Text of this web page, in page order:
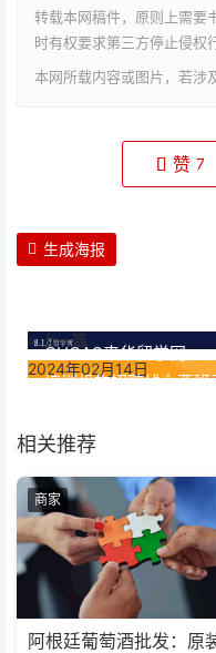
转载本网稿件，原则上需要
时有权要求第三方停止侵权
本网所载内容或图片，若涉
赞 7
生成海报
CUCAS来华留学网
« 上一篇
培训机构招聘线上西
2024年02月14日
相关推荐
商家
阿根廷葡萄酒批发：原